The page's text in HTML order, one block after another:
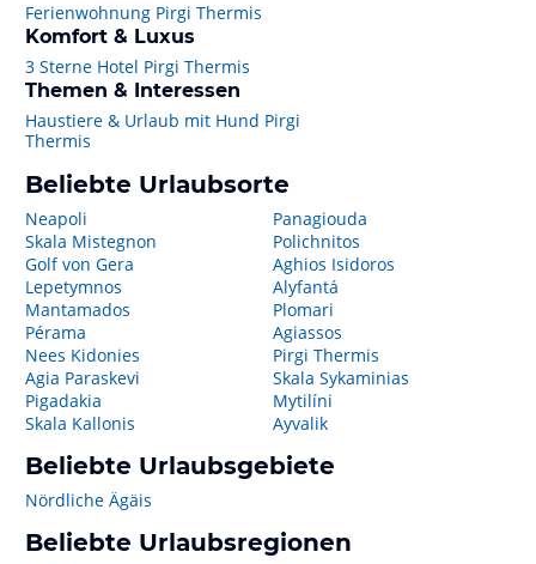
Ferienwohnung Pirgi Thermis
Komfort & Luxus
3 Sterne Hotel Pirgi Thermis
Themen & Interessen
Haustiere & Urlaub mit Hund Pirgi
Thermis
Beliebte Urlaubsorte
Neapoli
Skala Mistegnon
Golf von Gera
Lepetymnos
Mantamados
Pérama
Nees Kidonies
Agia Paraskevi
Pigadakia
Skala Kallonis
Panagiouda
Polichnitos
Aghios Isidoros
Alyfantá
Plomari
Agiassos
Pirgi Thermis
Skala Sykaminias
Mytilíni
Ayvalik
Beliebte Urlaubsgebiete
Nördliche Ägäis
Beliebte Urlaubsregionen